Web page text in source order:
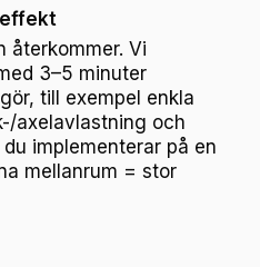
återkommer. Vi
3–5 minuter
till exempel enkla
axelavlastning och
implementerar på en
mellanrum = stor